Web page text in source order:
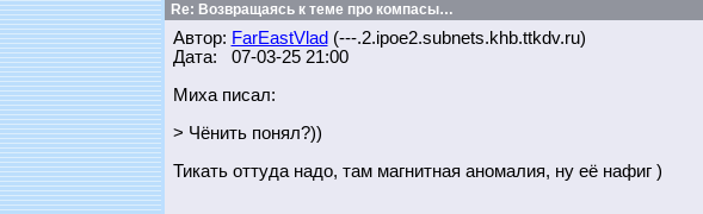
Re: Возвращаясь к теме про компасы…
Автор: FarEastVlad (---.2.ipoe2.subnets.khb.ttkdv.ru)
Дата: 07-03-25 21:00
Миха писал:
> Чёнить понял?))
Тикать оттуда надо, там магнитная аномалия, ну её нафиг )